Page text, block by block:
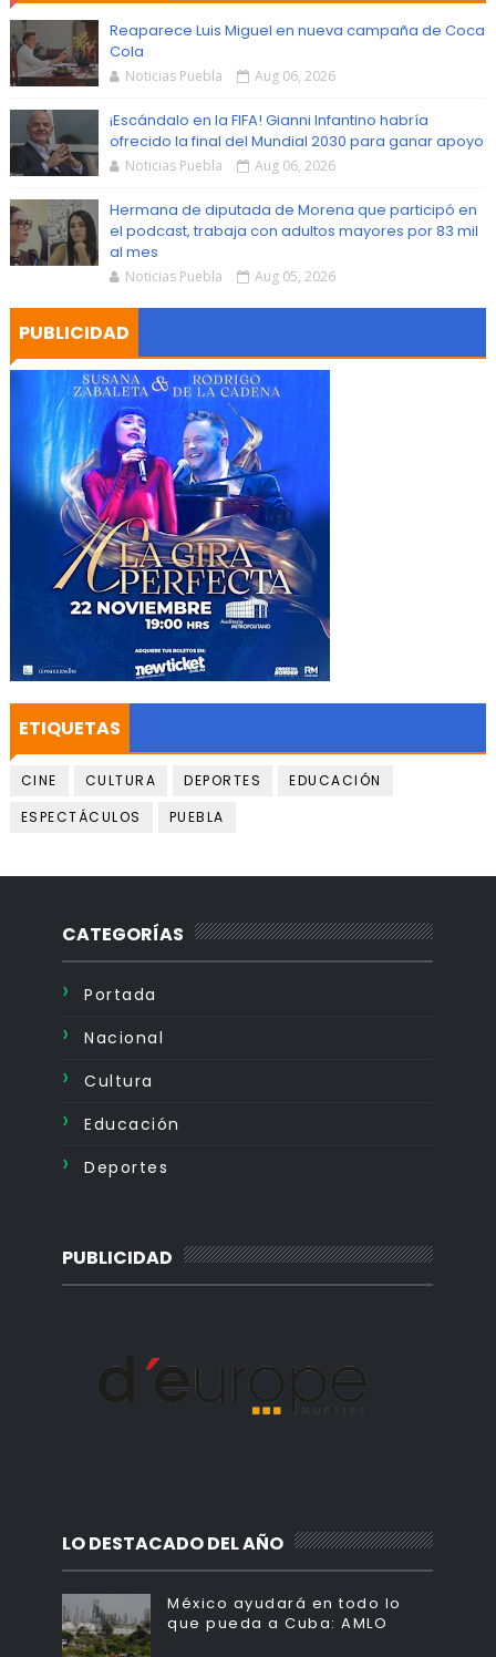
Reaparece Luis Miguel en nueva campaña de Coca
Cola
Noticias Puebla Aug 06, 2026
¡Escándalo en la FIFA! Gianni Infantino habría
ofrecido la final del Mundial 2030 para ganar apoyo
Noticias Puebla Aug 06, 2026
Hermana de diputada de Morena que participó en
el podcast, trabaja con adultos mayores por 83 mil
al mes
Noticias Puebla Aug 05, 2026
PUBLICIDAD
ETIQUETAS
CINE CULTURA DEPORTES
EDUCACIÓN
ESPECTÁCULOS
PUEBLA
CATEGORÍAS
Portada
Nacional
Cultura
Educación
Deportes
PUBLICIDAD
LO DESTACADO DEL AÑO
México ayudará en todo lo
que pueda a Cuba: AMLO